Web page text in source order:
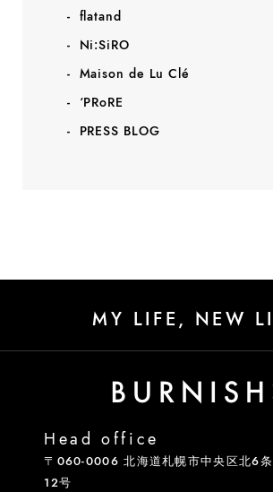
flatand
Ni:SiRO
Maison de Lu Clé
‘PRoRE
PRESS BLOG
MY LIFE, NEW
Head office
〒060-0006 北海道札幌市中央区北6条
12号